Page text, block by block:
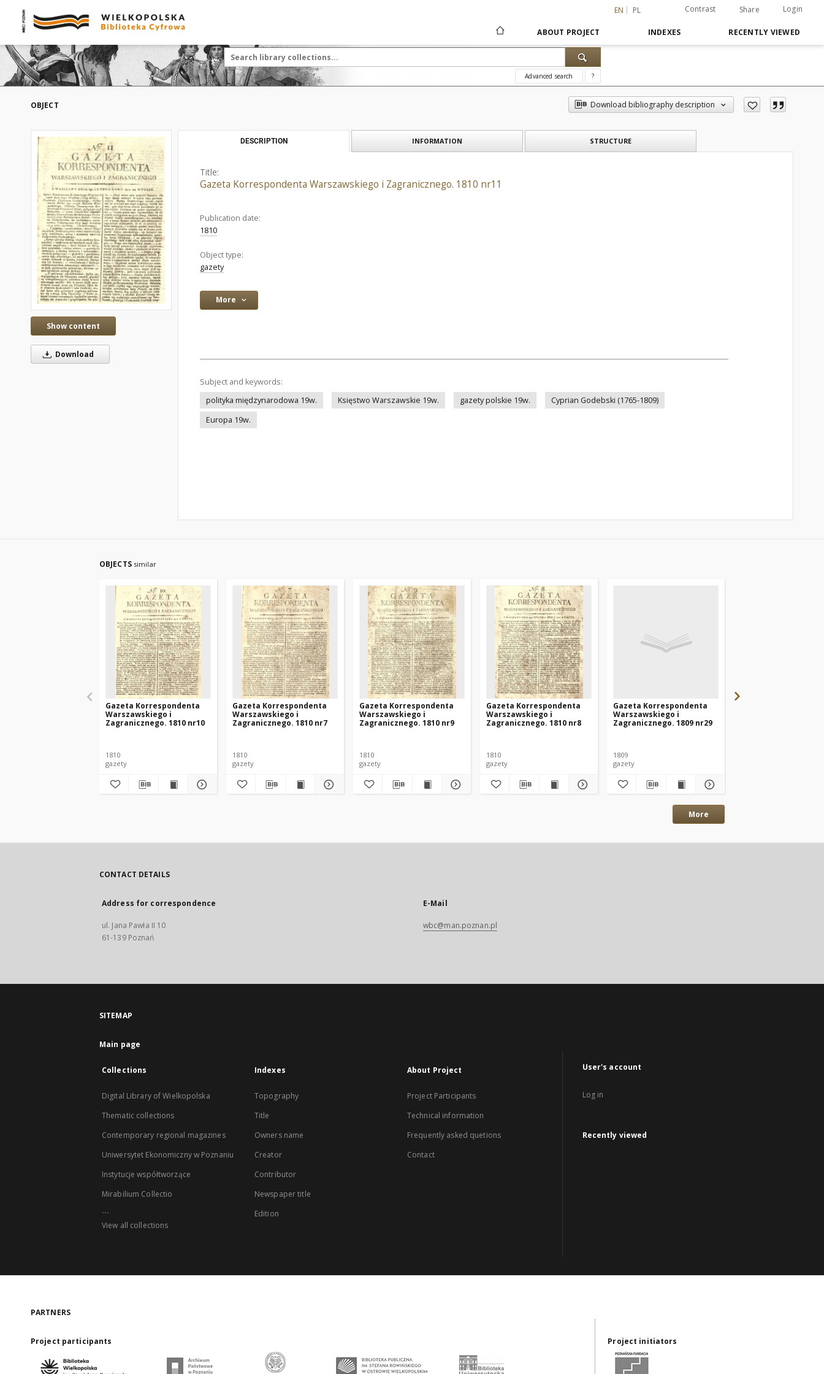
EN PL Contrast Share Login
ABOUT PROJECT INDEXES RECENTLY VIEWED
Advanced search ?
OBJECT Download bibliography description
Show content
Download
DESCRIPTION INFORMATION STRUCTURE
Title:
Gazeta Korrespondenta Warszawskiego i Zagranicznego. 1810 nr11
Publication date:
1810
Object type:
gazety
More
Subject and keywords:
polityka międzynarodowa 19w.
Księstwo Warszawskie 19w. gazety polskie 19w.
Cyprian Godebski (1765-1809)
Europa 19w.
OBJECTS similar
Gazeta Korrespondenta
Warszawskiego i
Zagranicznego. 1810 nr10
1810
gazety
Gazeta Korrespondenta
Warszawskiego i
Zagranicznego. 1810 nr7
1810
gazety
Gazeta Korrespondenta
Warszawskiego i
Zagranicznego. 1810 nr9
1810
gazety
Gazeta Korrespondenta
Warszawskiego i
Zagranicznego. 1810 nr8
1810
gazety
Gazeta Korrespondenta
Warszawskiego i
Zagranicznego. 1809 nr29
1809
gazety
More
CONTACT DETAILS
Address for correspondence
ul. Jana Pawła II 10
61-139 Poznań
E-Mail
wbc@man.poznan.pl
SITEMAP
Main page
Collections
Digital Library of Wielkopolska
Thematic collections
Contemporary regional magazines
Uniwersytet Ekonomiczny w Poznaniu
Instytucje współtworzące
Mirabilium Collectio
...
View all collections
Indexes
Topography
Title
Owners name
Creator
Contributor
Newspaper title
Edition
About Project
Project Participants
Technical information
Frequently asked quetions
Contact
User's account
Log in
Recently viewed
PARTNERS
Project participants Project initiators